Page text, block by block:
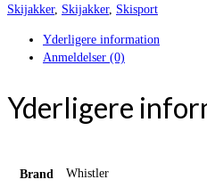
Skijakker, Skijakker, Skisport
Yderligere information
Anmeldelser (0)
Yderligere
Brand Whistler